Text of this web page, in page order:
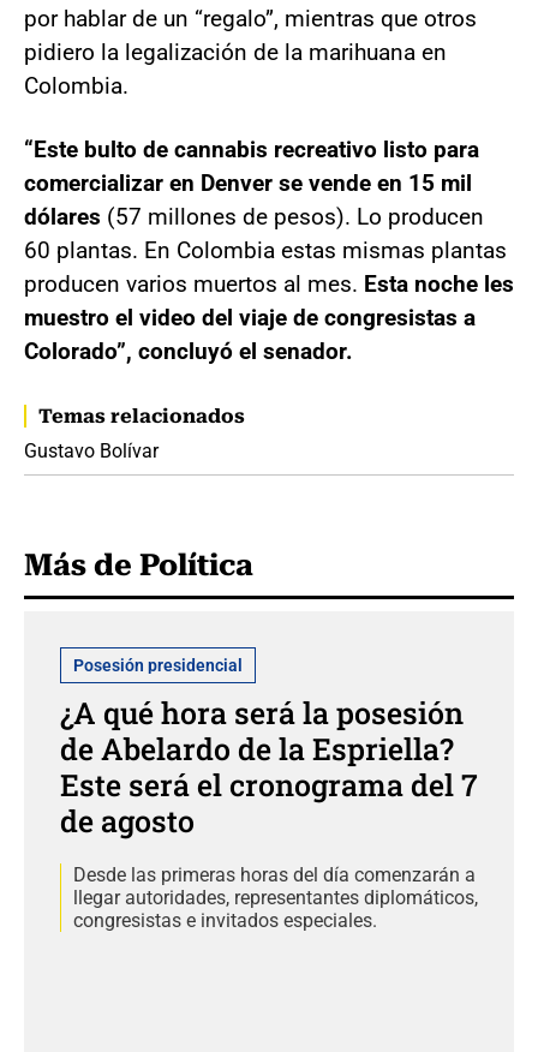
por hablar de un “regalo”, mientras que otros
pidiero la legalización de la marihuana en
Colombia.
“Este bulto de cannabis recreativo listo para
comercializar en Denver se vende en 15 mil
dólares (57 millones de pesos). Lo producen
60 plantas. En Colombia estas mismas plantas
producen varios muertos al mes. Esta noche les
muestro el video del viaje de congresistas a
Colorado”, concluyó el senador.
Temas relacionados
Gustavo Bolívar
Más de Política
Posesión presidencial
¿A qué hora será la posesión
de Abelardo de la Espriella?
Este será el cronograma del 7
de agosto
Desde las primeras horas del día comenzarán a
llegar autoridades, representantes diplomáticos,
congresistas e invitados especiales.